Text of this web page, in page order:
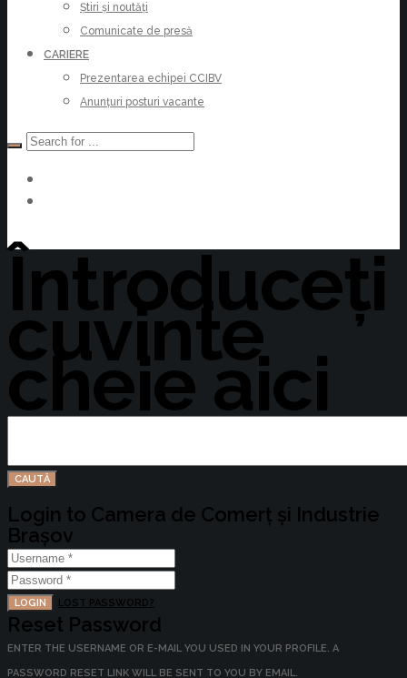
Știri și noutăți
Comunicate de presă
CARIERE
Prezentarea echipei CCIBV
Anunțuri posturi vacante
Devino Membru
Întroduceți
cuvinte
cheie aici
Login to Camera de Comerț și Industrie
Brașov
LOGIN LOST PASSWORD?
Reset Password
ENTER THE USERNAME OR E-MAIL YOU USED IN YOUR PROFILE. A
PASSWORD RESET LINK WILL BE SENT TO YOU BY EMAIL.